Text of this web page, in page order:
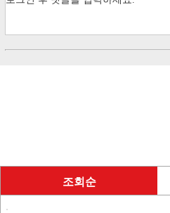
조회순